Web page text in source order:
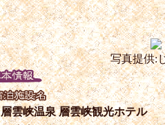
写真提供:
層雲峡温泉 層雲峡観光ホテル